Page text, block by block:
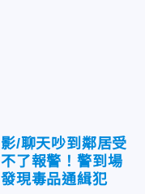
影/聊天吵到鄰居受
不了報警！警到場
發現毒品通緝犯